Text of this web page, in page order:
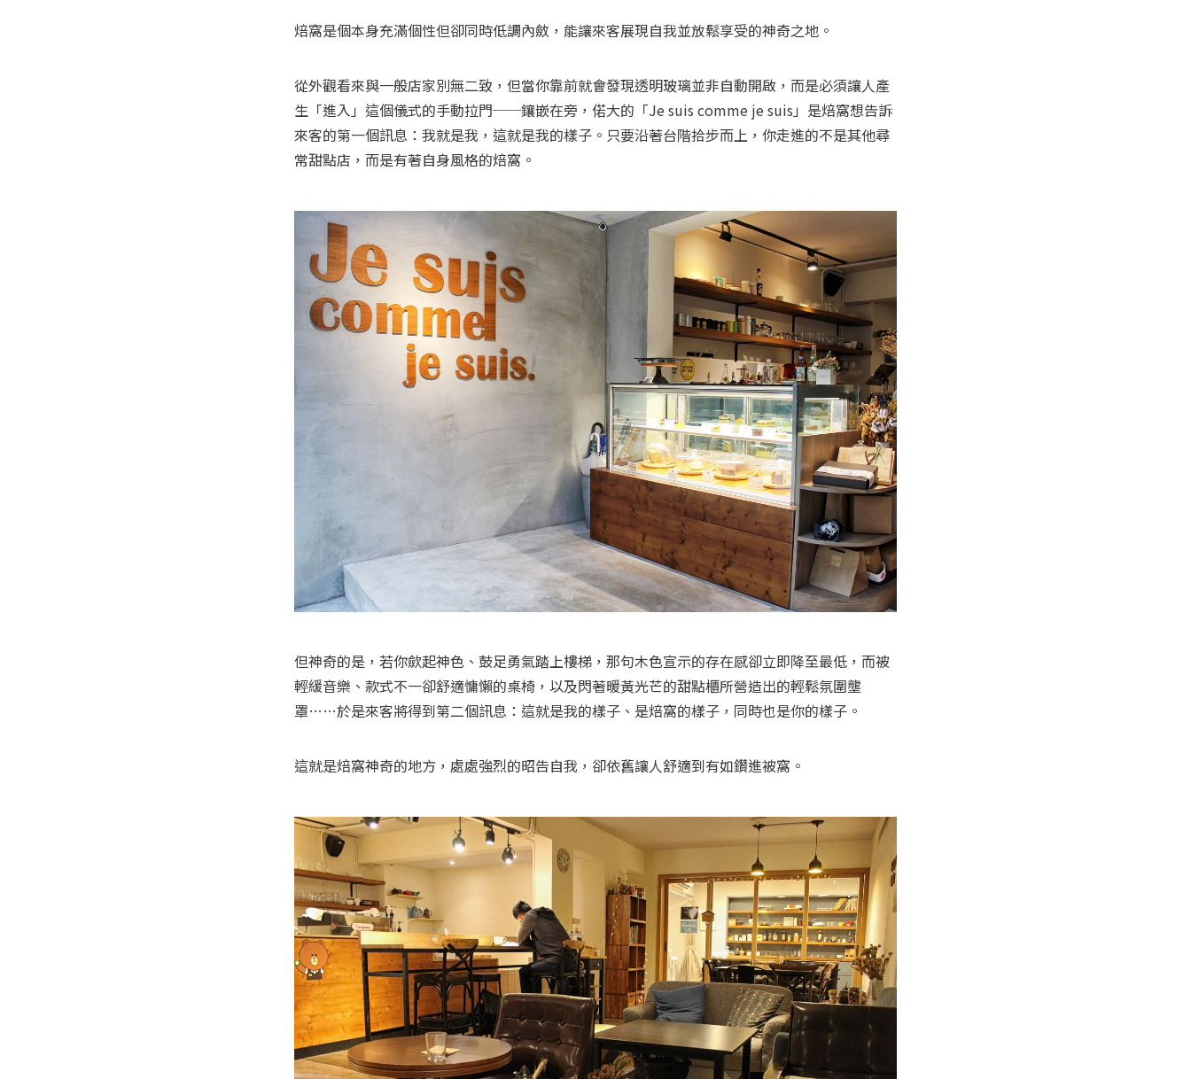
從外觀看來與一般店家別無二致，但當你靠前就會發現透明玻璃並非自動開啟，而是必須讓人產
生「進入」這個儀式的手動拉門──鑲嵌在旁，偌大的「Je suis comme je suis」是焙窩想告訴
來客的第一個訊息：我就是我，這就是我的樣子。只要沿著台階拾步而上，你走進的不是其他尋
常甜點店，而是有著自身風格的焙窩。
但神奇的是，若你歛起神色、鼓足勇氣踏上樓梯，那句木色宣示的存在感卻立即降至最低，而被
輕緩音樂、款式不一卻舒適慵懶的桌椅，以及閃著暖黃光芒的甜點櫃所營造出的輕鬆氛圍壟
這就是焙窩神奇的地方，處處強烈的昭告自我，卻依舊讓人舒適到有如鑽進被窩。